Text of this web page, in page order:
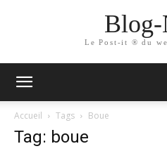
Blog-
Le Post-it ® du
Accueil Tags Boue
Tag: boue